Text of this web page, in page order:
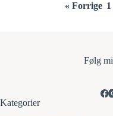
« Forrige 1
Følg mi
Kategorier